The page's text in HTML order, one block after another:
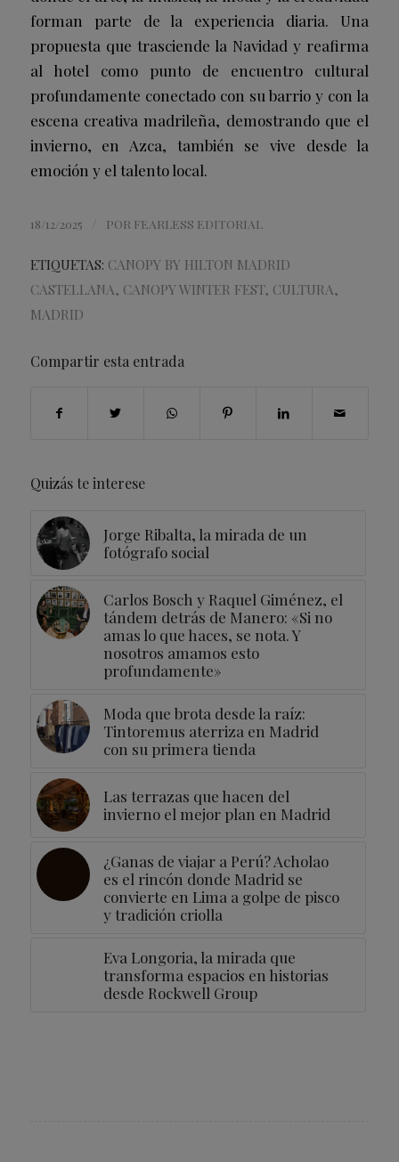
forman parte de la experiencia diaria. Una
propuesta que trasciende la Navidad y reafirma
al hotel como punto de encuentro cultural
profundamente conectado con su barrio y con la
escena creativa madrileña, demostrando que el
invierno, en Azca, también se vive desde la
emoción y el talento local.
18/12/2025 POR FEARLESS EDITORIAL
ETIQUETAS: CANOPY BY HILTON MADRID
CASTELLANA, CANOPY WINTER FEST, CULTURA,
MADRID
Compartir esta entrada
Quizás te interese
Jorge Ribalta, la mirada de un
fotógrafo social
Carlos Bosch y Raquel Giménez, el
tándem detrás de Manero: «Si no
amas lo que haces, se nota. Y
nosotros amamos esto
profundamente»
Moda que brota desde la raíz:
Tintoremus aterriza en Madrid
con su primera tienda
Las terrazas que hacen del
invierno el mejor plan en Madrid
¿Ganas de viajar a Perú? Acholao
es el rincón donde Madrid se
convierte en Lima a golpe de pisco
y tradición criolla
Eva Longoria, la mirada que
transforma espacios en historias
desde Rockwell Group